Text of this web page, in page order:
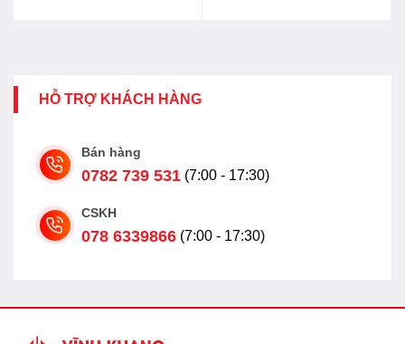
HỖ TRỢ KHÁCH HÀNG
Bán hàng
0782 739 531 (7:00 - 17:30)
CSKH
078 6339866 (7:00 - 17:30)